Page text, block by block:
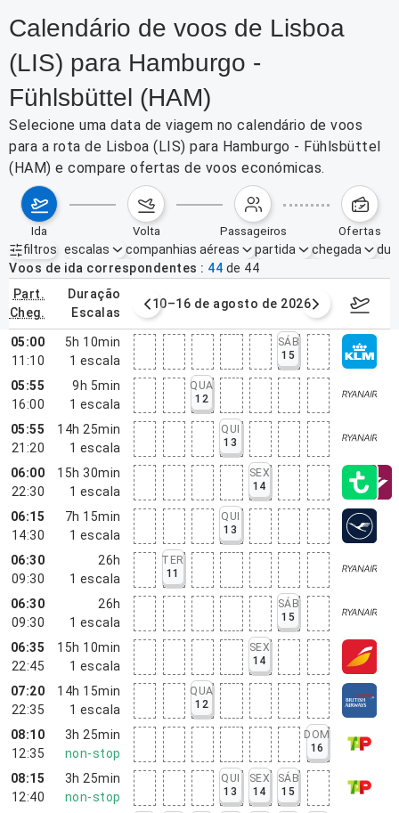
Calendário de voos de Lisboa
(LIS) para Hamburgo -
Fühlsbüttel (HAM)
Selecione uma data de viagem no calendário de voos
para a rota de Lisboa (LIS) para Hamburgo - Fühlsbüttel
(HAM) e compare ofertas de voos económicas.
ida volta passageiros ofertas
filtros
Filtros ativos nenhum
escalas companhias aéreas partida chegada
Voos de ida correspondentes
44 de 44
part.
cheg.
duração
escalas
agosto de 2026 10–16 de agosto de 2026 17–23
05:00
11:10
5h 10min
1 escala
SÁB
15
05:55
16:00
9h 5min
1 escala
QUA
12
05:55
21:20
14h 25min
1 escala
QUI
13
06:00
22:30
15h 30min
1 escala
SEX
14
06:15
14:30
7h 15min
1 escala
QUI
13
06:30
09:30
26h
1 escala
TER
11
06:30
09:30
26h
1 escala
SÁB
15
06:35
22:45
15h 10min
1 escala
SEX
14
07:20
22:35
14h 15min
1 escala
QUA
12
08:10
12:35
3h 25min
non-stop
DOM
16
08:15
12:40
3h 25min
non-stop
QUI
13
SEX
14
SÁB
15